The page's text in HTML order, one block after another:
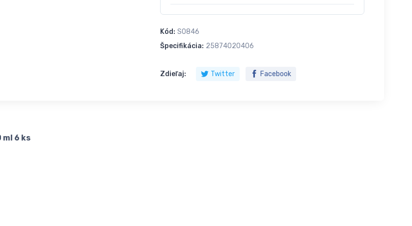
Kód: S0846
Špecifikácia: 25874020406
Zdieľaj: Twitter Facebook
ml 6 ks